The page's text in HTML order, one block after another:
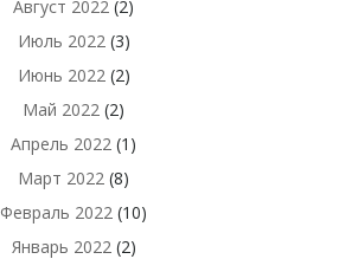
Август 2022 (2)
Июль 2022(3)
Июнь 2022(2)
Май 2022 (2)
Апрель 2022 (1)
Март 2022 (8)
Февраль 2022 (10)
Январь 2022(2)